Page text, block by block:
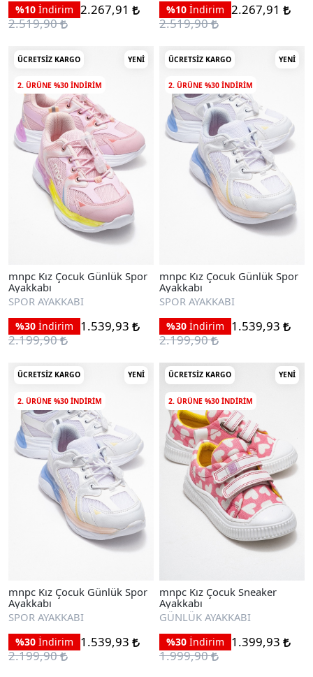
%10 İndirim 2.267,91
2.519,90
%10 İndirim 2.267,91
2.519,90
ÜCRETSIZ KARGO YENI
2. ÜRÜNE %30 INDIRIM
mnpc Kız Çocuk Günlük Spor
Ayakkabı
SPOR AYAKKABI
%30 İndirim
1.539,93
2.199,90
ÜCRETSIZ KARGO YENI
2. ÜRÜNE %30 INDIRIM
mnpc Kız Çocuk Günlük Spor
Ayakkabı
SPOR AYAKKABI
%30 İndirim
1.539,93
2.199,90
ÜCRETSIZ KARGO YENI
2. ÜRÜNE %30 INDIRIM
mnpc Kız Çocuk Günlük Spor
Ayakkabı
SPOR AYAKKABI
%30 İndirim
1.539,93
2.199,90
ÜCRETSIZ KARGO YENI
2. ÜRÜNE %30 INDIRIM
mnpc Kız Çocuk Sneaker
Ayakkabı
GÜNLÜK AYAKKABI
%30 İndirim
1.399,93
1.999,90